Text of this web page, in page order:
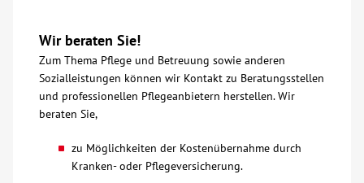
Wir beraten Sie!
Zum Thema Pflege und Betreuung sowie anderen
Sozialleistungen können wir Kontakt zu Beratungsstellen
und professionellen Pflegeanbietern herstellen. Wir
beraten Sie,
zu Möglichkeiten der Kostenübernahme durch
Kranken- oder Pflegeversicherung.